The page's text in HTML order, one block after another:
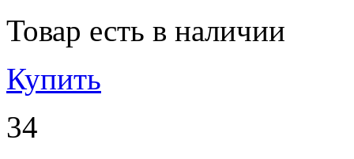
Товар есть в наличии
Купить
34